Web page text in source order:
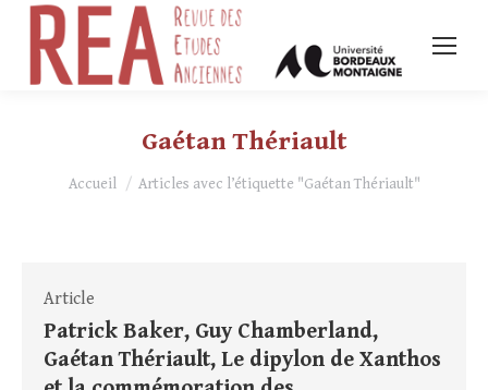
Gaétan Thériault
Vous êtes ici :
Accueil Articles avec l’étiquette "Gaétan Thériault"
Article
Patrick Baker, Guy Chamberland,
Gaétan Thériault, Le dipylon de Xanthos